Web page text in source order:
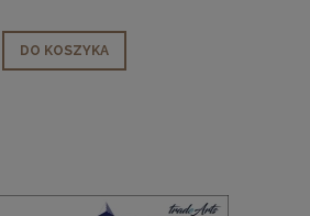
DO KOSZYKA